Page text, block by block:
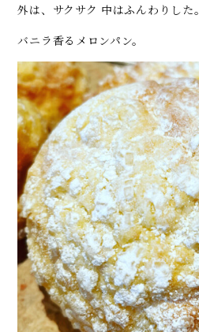
外は、サクサク 中はふんわりした。
バニラ香るメロンパン。